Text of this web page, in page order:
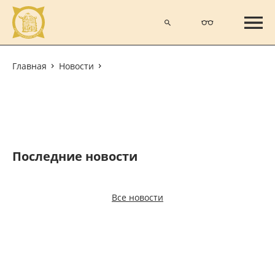
Главная Новости
Последние новости
Все новости